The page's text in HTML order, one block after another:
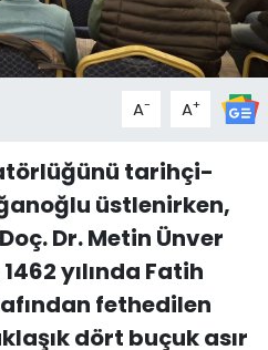
A- A+
tarihçi-
üstlenirken,
Dr. Metin Ünver
yılında Fatih
fethedilen
dört buçuk asır